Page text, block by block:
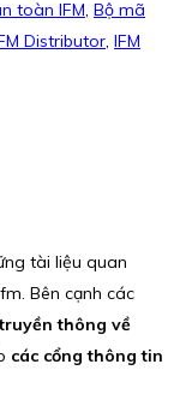
toàn IFM, Bộ mã
Distributor, IFM
tài liệu quan
Bên cạnh các
thông về
các cổng thông tin